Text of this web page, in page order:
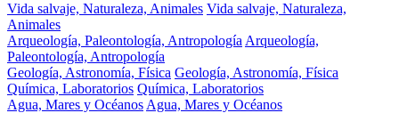
Vida salvaje, Naturaleza, Animales Vida salvaje, Naturaleza,
Animales
Arqueología, Paleontología, AntropologíaArqueología,
Paleontología, Antropología
Geología, Astronomía, Física Geología, Astronomía, Física
Química, Laboratorios Química, Laboratorios
Agua, Mares y OcéanosAgua, Mares y Océanos